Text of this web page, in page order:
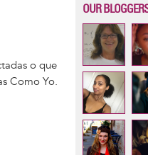
o que
Como Yo.
OUR